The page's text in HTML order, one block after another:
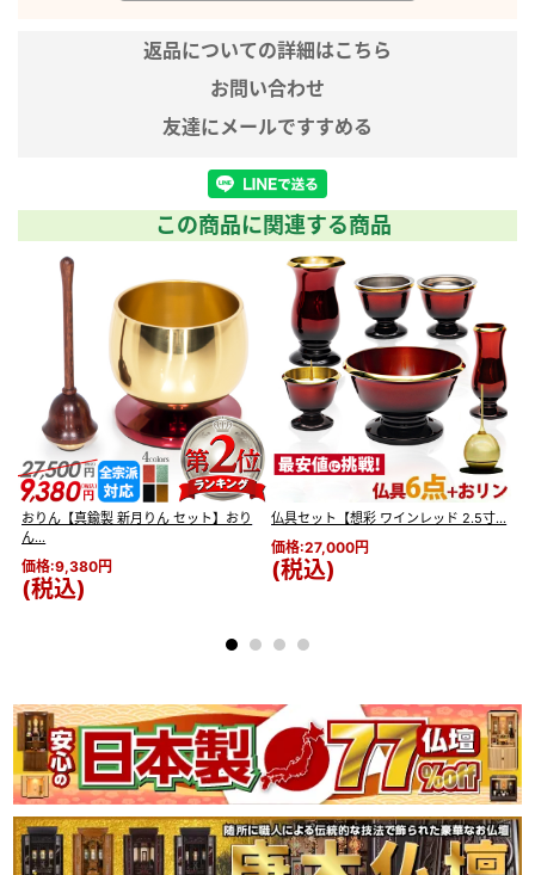
高さ級感あふれるゴールドはお仏壇や周りを華やかな明るい
印象を与えます。エコーは、ゴールド、シルバーの2種類から
シルバー
本体/青銅 鳴り玉/PC
日本（富山県高さ岡市）
備考
※実際のサイズと若干異なる場合が
ございます。
※実際の商品と色味が若干異なって
見える場合がございます。
※商品仕様につきましては予告なく
変更することがございます。予めご
了承ください。
返品についての詳細はこちら
お問い合わせ
友達にメールですすめる
この商品に関連する商品
おりん【真鍮製 新月りん セット】おり
ん...
価格:9,380円
(税込)
仏具セット【想彩 ワインレッド 2.5寸...
価格:27,000円
(税込)